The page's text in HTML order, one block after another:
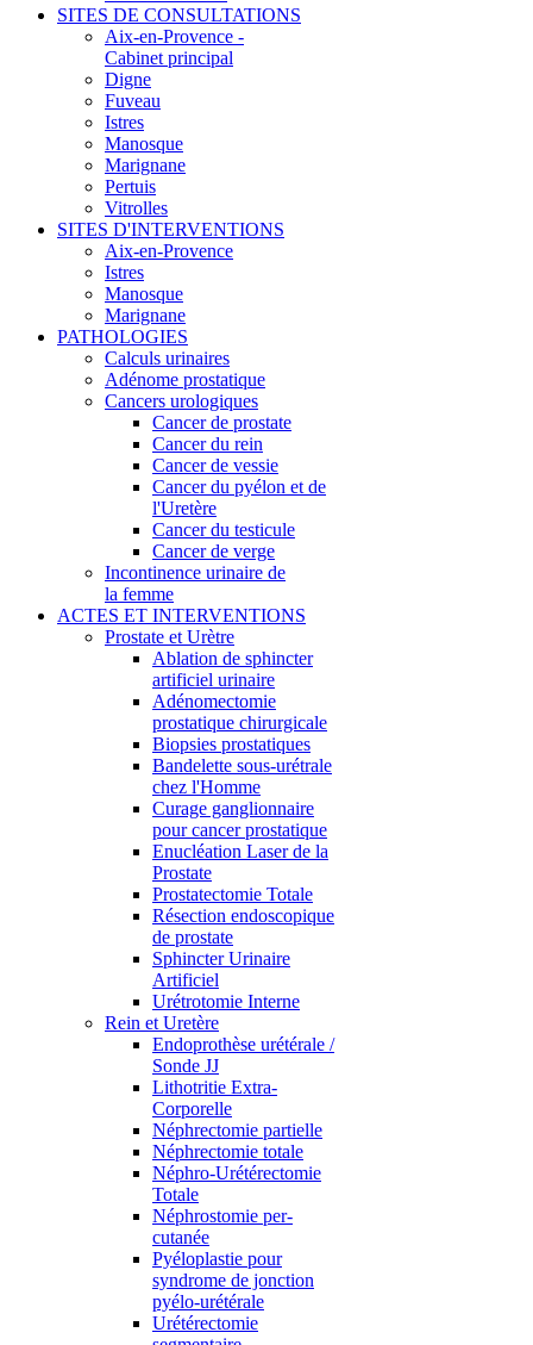
SITES DE CONSULTATIONS
Aix-en-Provence -
Cabinet principal
Digne
Fuveau
Istres
Manosque
Marignane
Pertuis
Vitrolles
SITES D'INTERVENTIONS
Aix-en-Provence
Istres
Manosque
Marignane
PATHOLOGIES
Calculs urinaires
Adénome prostatique
Cancers urologiques
Cancer de prostate
Cancer du rein
Cancer de vessie
Cancer du pyélon et de
l'Uretère
Cancer du testicule
Cancer de verge
Incontinence urinaire de
la femme
ACTES ET INTERVENTIONS
Prostate et Urètre
Ablation de sphincter
artificiel urinaire
Adénomectomie
prostatique chirurgicale
Biopsies prostatiques
Bandelette sous-urétrale
chez l'Homme
Curage ganglionnaire
pour cancer prostatique
Enucléation Laser de la
Prostate
Prostatectomie Totale
Résection endoscopique
de prostate
Sphincter Urinaire
Artificiel
Urétrotomie Interne
Rein et Uretère
Endoprothèse urétérale /
Sonde JJ
Lithotritie Extra-
Corporelle
Néphrectomie partielle
Néphrectomie totale
Néphro-Urétérectomie
Totale
Néphrostomie per-
cutanée
Pyéloplastie pour
syndrome de jonction
pyélo-urétérale
Urétérectomie